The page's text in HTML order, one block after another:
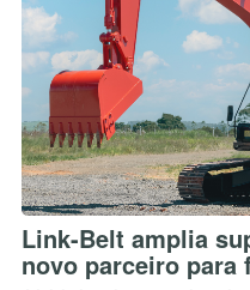
Link-Belt amplia
novo parceiro para